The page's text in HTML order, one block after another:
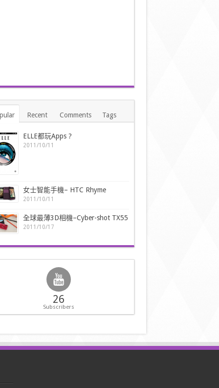
Recent Comments Tags
ELLE都玩Apps ?
2011/10/11
女士智能手機– HTC Rhyme
2011/10/11
全球最薄3D相機–Cyber-shot TX55
2011/10/17
26
Subscribers